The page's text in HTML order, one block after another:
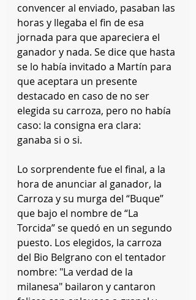
convencer al enviado, pasaban las
horas y llegaba el fin de esa
jornada para que apareciera el
ganador y nada. Se dice que hasta
se lo había invitado a Martín para
que aceptara un presente
destacado en caso de no ser
elegida su carroza, pero no había
caso: la consigna era clara:
ganaba si o si.
Lo sorprendente fue el final, a la
hora de anunciar al ganador, la
Carroza y su murga del “Buque”
que bajo el nombre de “La
Torcida” se quedó en un segundo
puesto. Los elegidos, la carroza
del Bio Belgrano con el tentador
nombre: "La verdad de la
milanesa" bailaron y cantaron